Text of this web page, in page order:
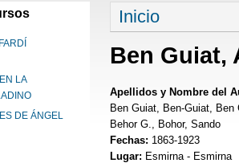
LA
DE ÁNGEL
Se encuentra
Inicio
Ben Guiat,
Apellidos y Nombre del
Ben Guiat, Ben-Guiat, Ben
Behor G., Bohor, Sando
Fechas: 1863-1923
Lugar: Esmirna - Esmirna